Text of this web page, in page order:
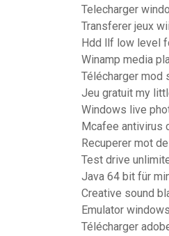
Telecharger
Transferer jeux
Hdd llf low level
Winamp media
Télécharger mod
Jeu gratuit my
Windows live
Mcafee antivirus
Recuperer mot
Test drive
Java 64 bit für
Creative sound
Emulator
Télécharger